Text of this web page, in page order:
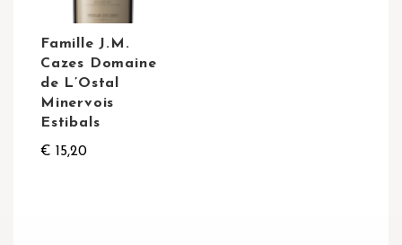
Famille J.M.
Cazes Domaine
de L’Ostal
Minervois
Estibals
€ 15,20